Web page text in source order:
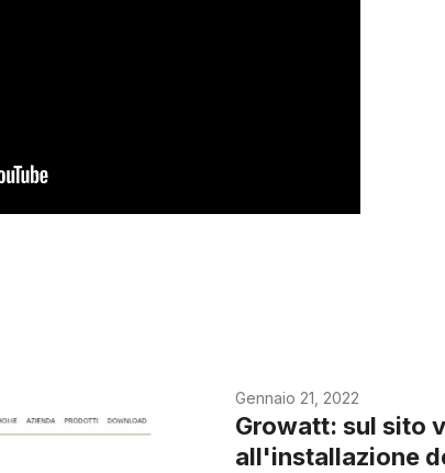
Gennaio 21, 2022
Growatt: sul sito
all'installazione